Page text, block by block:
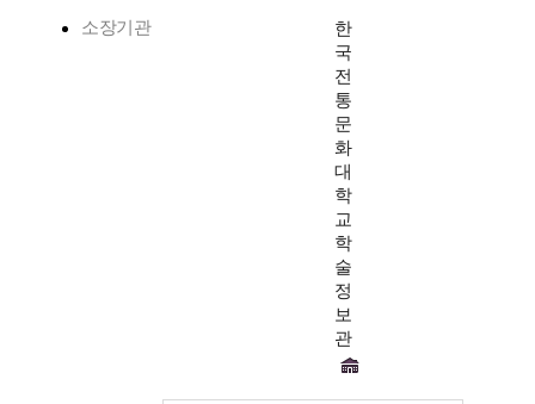
소장기관
한
국
전
통
문
화
대
학
교
학
술
정
보
관